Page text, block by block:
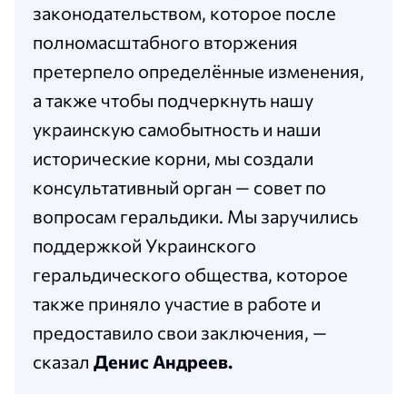
законодательством, которое после
полномасштабного вторжения
претерпело определённые изменения,
а также чтобы подчеркнуть нашу
украинскую самобытность и наши
исторические корни, мы создали
консультативный орган — совет по
вопросам геральдики. Мы заручились
поддержкой Украинского
геральдического общества, которое
также приняло участие в работе и
предоставило свои заключения, —
сказал Денис Андреев.